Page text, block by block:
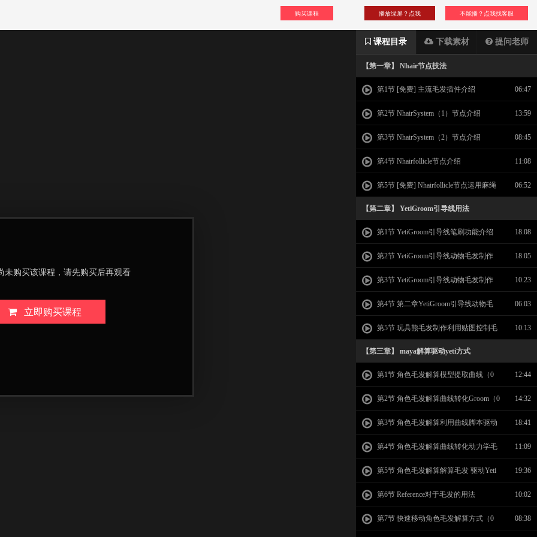
购买课程 不能播？点我找客服
播放绿屏？点我
课程目录 下载素材 提问老师
【第一章】 Nhair节点技法
第1节 [免费] 主流毛发插件介绍 06:47
第2节 NhairSystem（1）节点介绍 13:59
第3节 NhairSystem（2）节点介绍 08:45
第4节 Nhairfollicle节点介绍 11:08
第5节 [免费] Nhairfollicle节点运用麻绳
的制作
06:52
【第二章】 YetiGroom引导线用法
第1节 YetiGroom引导线笔刷功能介绍 18:08
第2节 YetiGroom引导线动物毛发制作
方式（生成Groom引导线01）
18:05
第3节 YetiGroom引导线动物毛发制作
方式（生成Yeti毛发02）
10:23
第4节 第二章YetiGroom引导线动物毛
发制作方式（渲染03）
06:03
第5节 玩具熊毛发制作利用贴图控制毛
发生长区域
10:13
【第三章】 maya解算驱动yeti方式
第1节 角色毛发解算模型提取曲线（0
1）
12:44
第2节 角色毛发解算曲线转化Groom（0
2）
14:32
第3节 角色毛发解算利用曲线脚本驱动
Yeti毛发（03）
18:41
第4节 角色毛发解算曲线转化动力学毛
发（04）
11:09
第5节 角色毛发解算解算毛发 驱动Yeti
（05）
19:36
第6节 Reference对于毛发的用法 10:02
第7节 快速移动角色毛发解算方式（0 08:38
未购买该课程，请先购买后再观看
立即购买课程